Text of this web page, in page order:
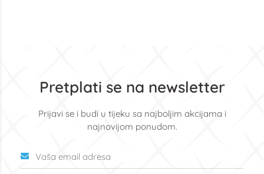
Pretplati se na newsletter
Prijavi se i budi u tijeku sa najboljim akcijama i
najnovijom ponudom.